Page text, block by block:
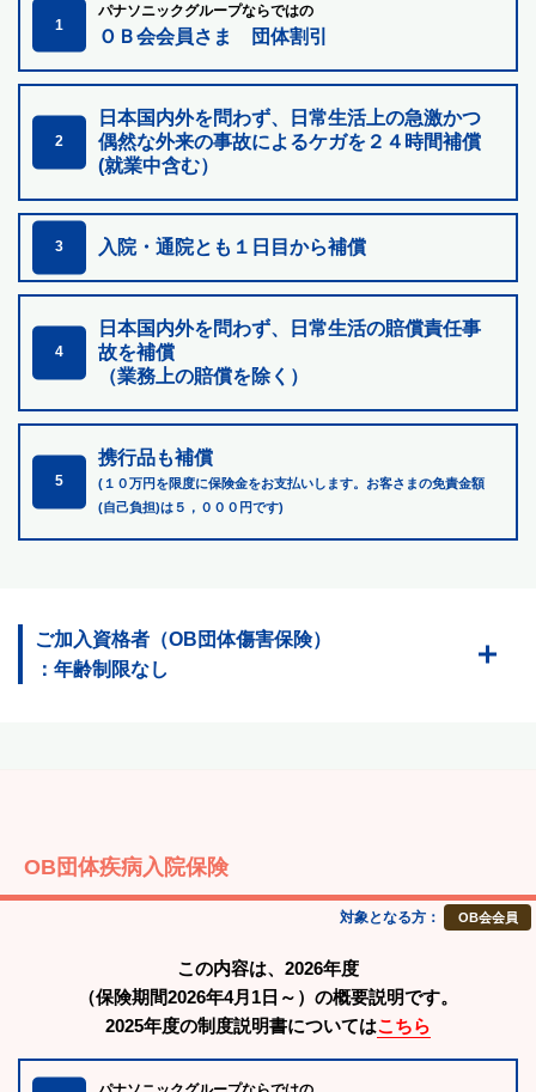
1
パナソニックグループならではの
ＯＢ会会員さま 団体割引
2
日本国内外を問わず、日常生活上の急激かつ
偶然な外来の事故によるケガを２４時間補償
(就業中含む）
3 入院・通院とも１日目から補償
4
日本国内外を問わず、日常生活の賠償責任事
故を補償
（業務上の賠償を除く）
5
携行品も補償
(１０万円を限度に保険金をお支払いします。お客さまの免責金額
(自己負担)は５，０００円です)
ご加入資格者（OB団体傷害保険）
：年齢制限なし
OB団体疾病入院保険
対象となる方： OB会会員
この内容は、2026年度
（保険期間2026年4月1日～）の概要説明です。
2025年度の制度説明書についてはこちら